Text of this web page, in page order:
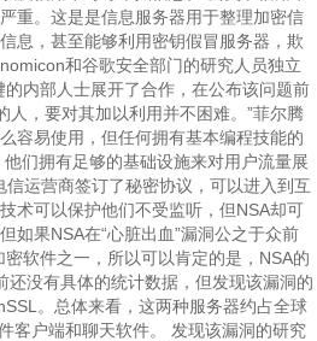
重。这是是信息服务器用于整理加密信
息，甚至能够利用密钥假冒服务器，欺
和谷歌安全部门的研究人员独立
内部人士展开了合作，在公布该问题前
人，要对其加以利用并不困难。”菲尔腾
容易使用，但任何拥有基本编程技能的
们拥有足够的基础设施来对用户流量展
运营商签订了秘密协议，可以进入到互
术可以保护他们不受监听，但NSA却可
如果NSA在“心脏出血”漏洞公之于众前
软件之一，所以可以肯定的是，NSA的
没有具体的统计数据，但发现该漏洞的
。总体来看，这两种服务器约占全球
客户端和聊天软件。 发现该漏洞的研究